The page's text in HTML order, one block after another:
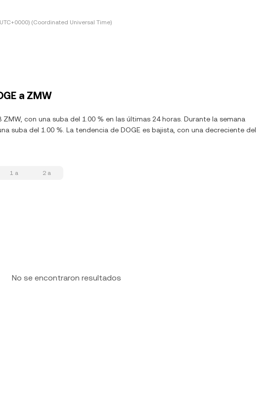
(Coordinated Universal Time)
a ZMW
ZMW, con una suba del 1.00 % en las últimas 24 horas. Durante la semana
suba del 1.00 %. La tendencia de DOGE es bajista, con una decreciente del
1 a 2 a
No se encontraron resultados